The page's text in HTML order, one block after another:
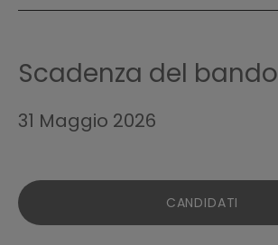
Scadenza del bando
31 Maggio 2026
CANDIDATI